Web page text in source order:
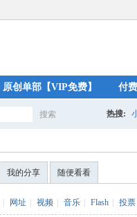
原创单部【VIP免费】 付
搜索 热搜:
我的分享 随便看看
网址 视频 音乐 Flash 投票